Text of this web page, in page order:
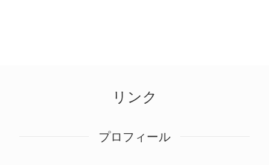
リンク
プロフィール